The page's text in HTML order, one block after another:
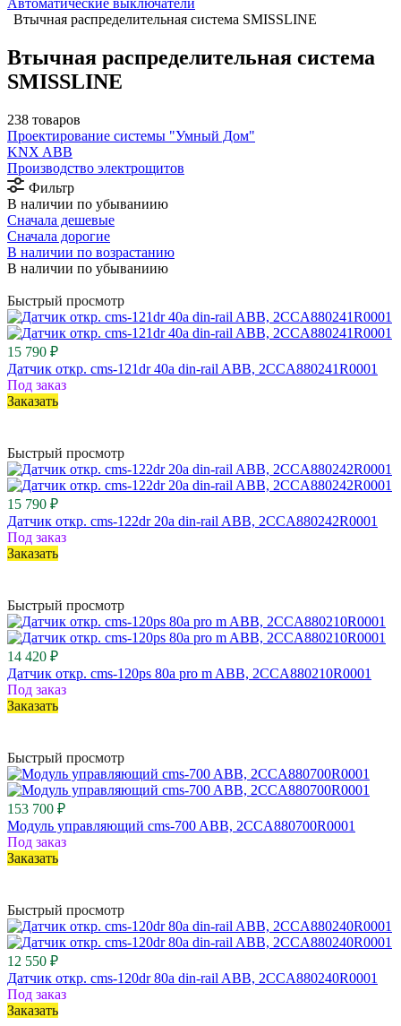
Автоматические выключатели
Втычная распределительная система SMISSLINE
Втычная распределительная система
SMISSLINE
238 товаров
Проектирование системы "Умный Дом"
⁠KNX ABB
Производство электрощитов
Фильтр
В наличии по убываниию
Сначала дешевые
Сначала дорогие
В наличии по возрастанию
В наличии по убываниию
Быстрый просмотр
15 790 ₽
Датчик откр. cms-121dr 40a din-rail ABB, 2CCA880241R0001
Под заказ
Заказать
Быстрый просмотр
15 790 ₽
Датчик откр. cms-122dr 20a din-rail ABB, 2CCA880242R0001
Под заказ
Заказать
Быстрый просмотр
14 420 ₽
Датчик откр. cms-120ps 80a pro m ABB, 2CCA880210R0001
Под заказ
Заказать
Быстрый просмотр
153 700 ₽
Модуль управляющий cms-700 ABB, 2CCA880700R0001
Под заказ
Заказать
Быстрый просмотр
12 550 ₽
Датчик откр. cms-120dr 80a din-rail ABB, 2CCA880240R0001
Под заказ
Заказать